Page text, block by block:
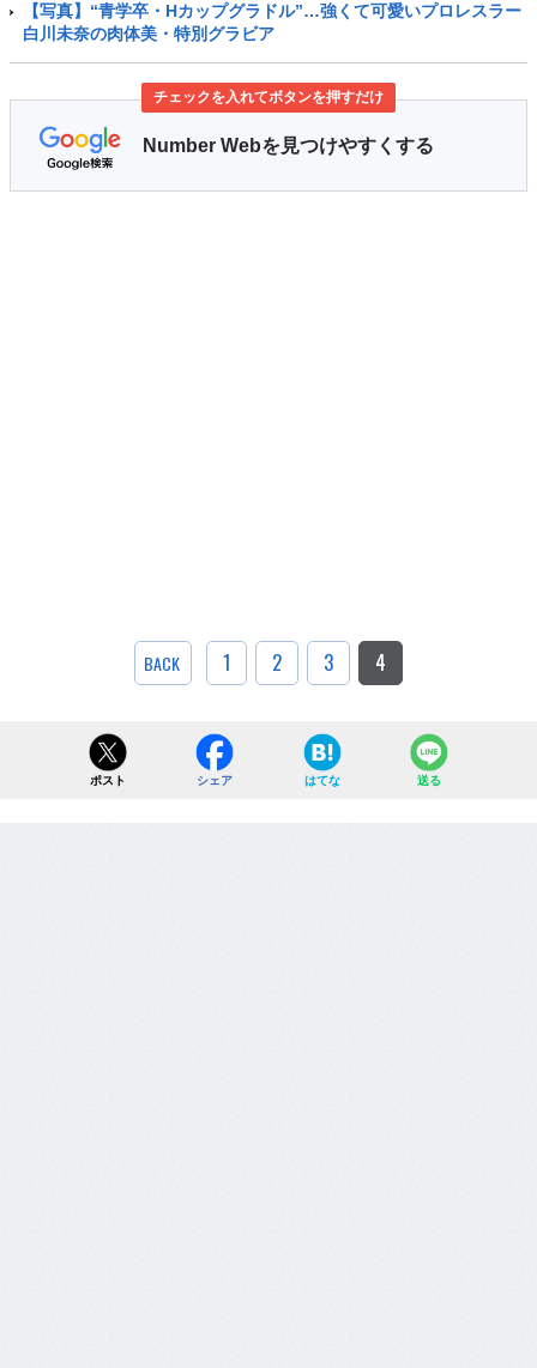
【写真】“青学卒・Hカップグラドル”…強くて可愛いプロレスラー
白川未奈の肉体美・特別グラビア
チェックを入れてボタンを押すだけ
Number Webを見つけやすくする
BACK 1 2 3 4
ポスト シェア はてな 送る